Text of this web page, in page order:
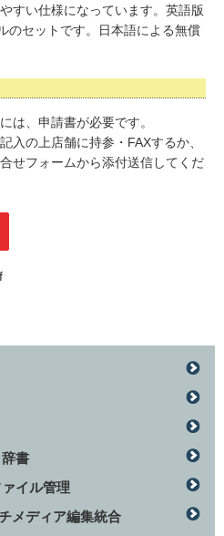
すい仕様になっています。英語版
のセットです。日本語による無償
は、申請書が必要です。
入の上店舗に持参・FAXするか、
せフォームから添付送信してくだ
書
イル管理
メディア編集統合